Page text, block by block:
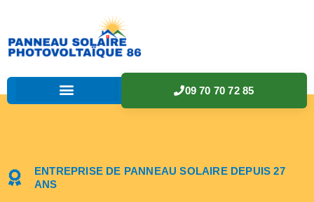
09 70 70 72 85
ENTREPRISE DE PANNEAU SOLAIRE DEPUIS 27
ANS